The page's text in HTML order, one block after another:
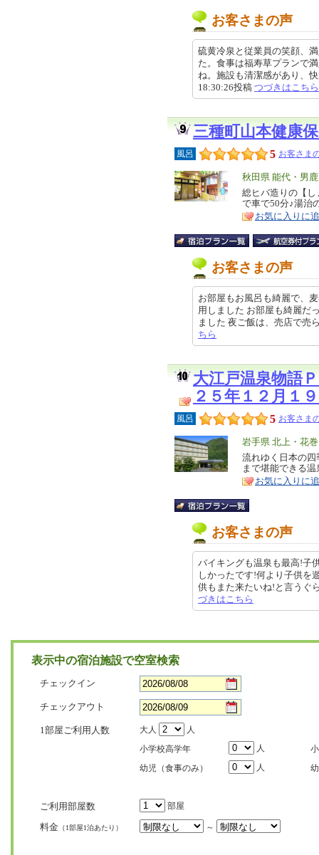
お客さまの声
硫黄冷泉と従業員の笑顔、
た。食事は福寿草プランで
ね。施設も清潔感があり、
18:30:26投稿 つづきはこちら
三種町山本健康
風呂 5 お客さま
エ
リ
ア
秋田県 能代・男
特
徴
総ヒバ造りの【
で車で50分♪湯治
お気に入りに
お客さまの声
お部屋もお風呂も綺麗で、
用しました お部屋も綺麗だ
ました 夜ご飯は、売店で
ちら
大江戸温泉物語
２５年１２月１
風呂 5 お客さま
エ
リ
ア
岩手県 北上・花
特
徴
流れゆく日本の
まで堪能できる温
お気に入りに
お客さまの声
バイキングも温泉も最高!子
しかったです!何より子供を
供もまた来たいね!と言う
づきはこちら
表示中の宿泊施設で空室検索
チェックイン
チェックアウト
1部屋ご利用人数 大人
人
小学校高学年
人
幼児（食事のみ）
人
ご利用部屋数 部屋
料金 （1部屋1泊あたり） ～